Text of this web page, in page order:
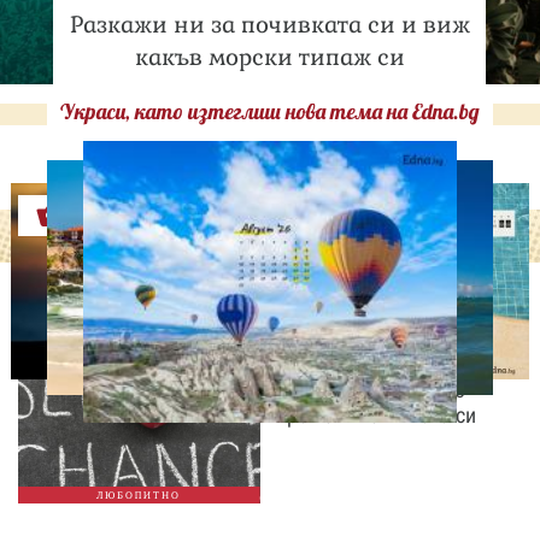
Разкажи ни за почивката си и виж
какъв морски типаж си
Украси, като изтеглиш нова тема на Edna.bg
Оферти
ЛЮБОПИТНО
ЛЮБОПИТНО
Август е месецът на
вторите шансове: Защо
точно сега най-често
променяме живота си